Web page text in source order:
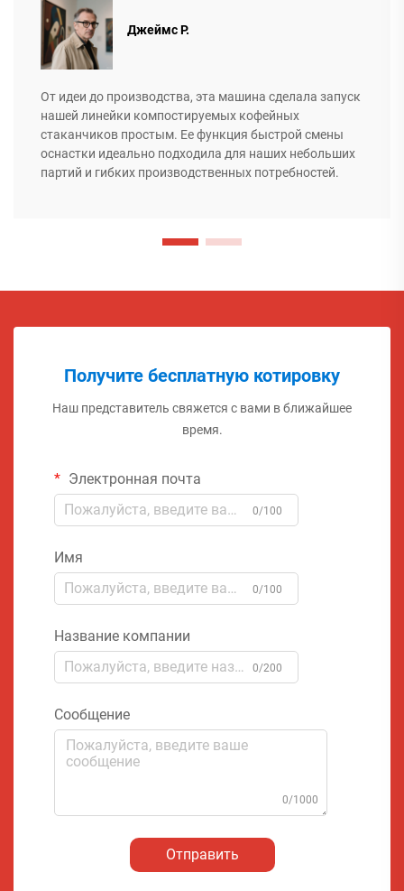
Джеймс Р.
От идеи до производства, эта машина сделала запуск
нашей линейки компостируемых кофейных
стаканчиков простым. Ее функция быстрой смены
оснастки идеально подходила для наших небольших
партий и гибких производственных потребностей.
Получите бесплатную котировку
Наш представитель свяжется с вами в ближайшее
время.
Электронная почта
0/100
Имя
0/100
Название компании
0/200
Сообщение
0/1000
Отправить